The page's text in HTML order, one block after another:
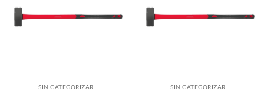
SIN CATEGORIZAR SIN CATEGORIZAR